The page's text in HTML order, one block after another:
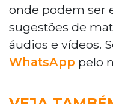
onde podem ser
sugestões de
áudios e vídeos.
WhatsApp pelo